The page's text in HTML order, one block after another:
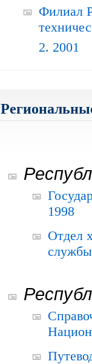
Филиал
2. 2001
1998
Отдел